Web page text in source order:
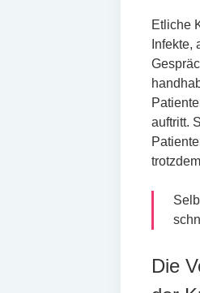
Etliche
auftritt.
Die